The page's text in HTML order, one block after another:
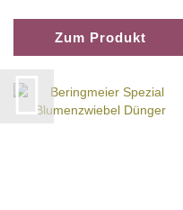
Zum Produkt